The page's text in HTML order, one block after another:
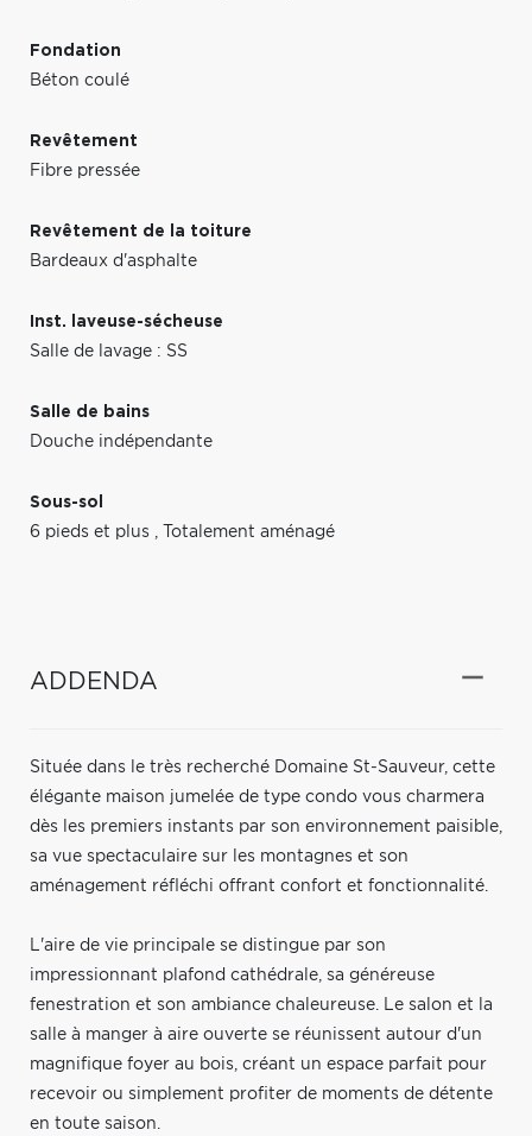
Fondation
Béton coulé
Revêtement
Fibre pressée
Revêtement de la toiture
Bardeaux d'asphalte
Inst. laveuse-sécheuse
Salle de lavage : SS
Salle de bains
Douche indépendante
Sous-sol
6 pieds et plus , Totalement aménagé
ADDENDA
Située dans le très recherché Domaine St-Sauveur, cette
élégante maison jumelée de type condo vous charmera
dès les premiers instants par son environnement paisible,
sa vue spectaculaire sur les montagnes et son
aménagement réfléchi offrant confort et fonctionnalité.
L'aire de vie principale se distingue par son
impressionnant plafond cathédrale, sa généreuse
fenestration et son ambiance chaleureuse. Le salon et la
salle à manger à aire ouverte se réunissent autour d'un
magnifique foyer au bois, créant un espace parfait pour
recevoir ou simplement profiter de moments de détente
en toute saison.